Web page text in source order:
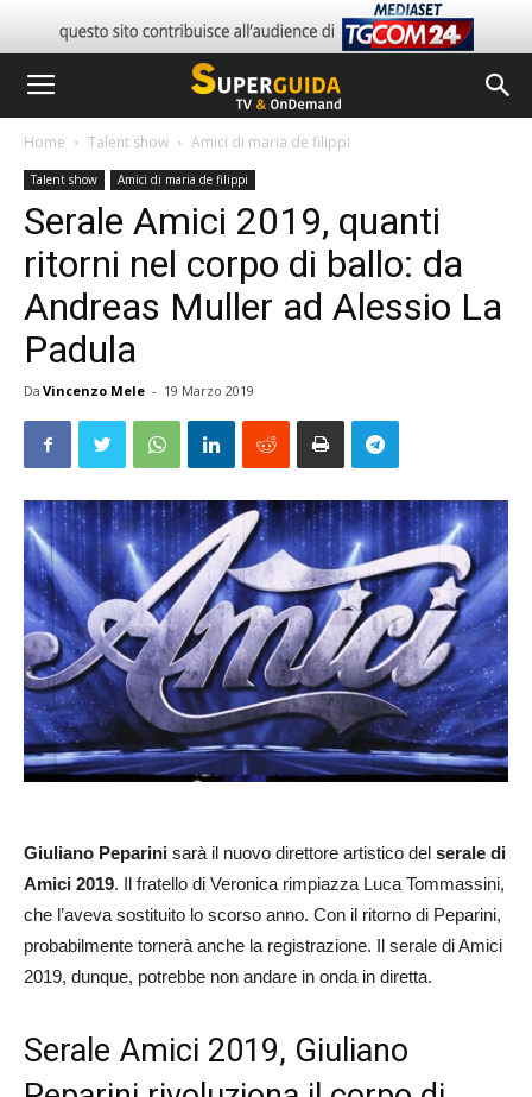
Home Talent show Amici di maria de filippi
Talent show Amici di maria de filippi
Serale Amici 2019, quanti
ritorni nel corpo di ballo: da
Andreas Muller ad Alessio La
Padula
Da Vincenzo Mele - 19 Marzo 2019
Giuliano Peparini sarà il nuovo direttore artistico del serale di
Amici 2019. Il fratello di Veronica rimpiazza Luca Tommassini,
che l’aveva sostituito lo scorso anno. Con il ritorno di Peparini,
probabilmente tornerà anche la registrazione. Il serale di Amici
2019, dunque, potrebbe non andare in onda in diretta.
Serale Amici 2019, Giuliano